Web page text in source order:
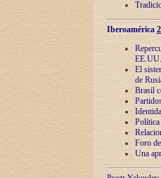
Iberoamérica
EE.UU.
El
de
Brasil
Política
Foro
Una